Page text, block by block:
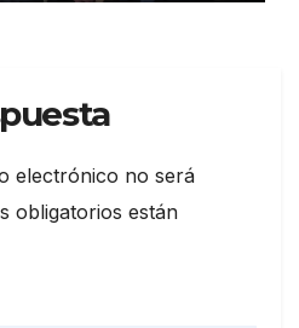
electrónico no será
obligatorios están